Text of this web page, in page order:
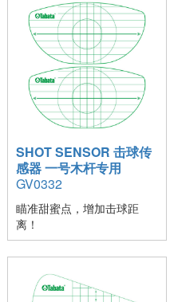
SHOT SENSOR 击球传
感器 一号木杆专用
GV0332
瞄准甜蜜点，增加击球距
离！